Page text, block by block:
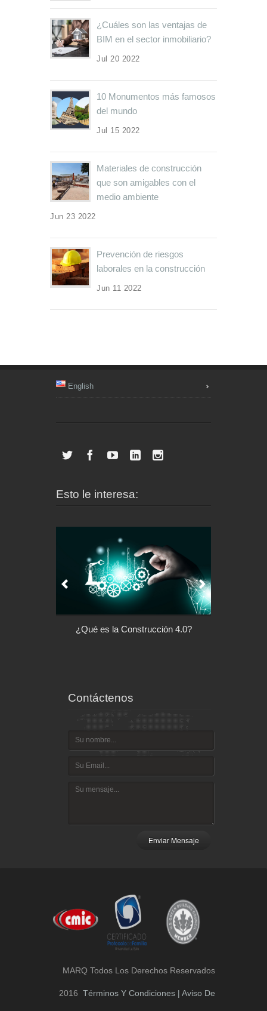
¿Cuáles son las ventajas de
BIM en el sector inmobiliario?
Jul 20 2022
10 Monumentos más famosos
del mundo
Jul 15 2022
Materiales de construcción
que son amigables con el
medio ambiente
Jun 23 2022
Prevención de riesgos
laborales en la construcción
Jun 11 2022
English
Esto le interesa:
¿Qué es la Construcción 4.0?
Contáctenos
Enviar Mensaje
MARQ Todos Los Derechos Reservados
2016 Términos Y Condiciones | Aviso De